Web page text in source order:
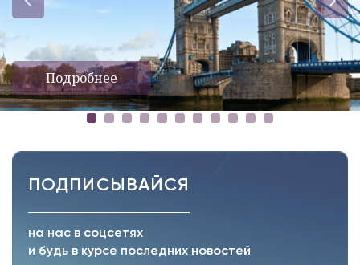
Подробнее
ПОДПИСЫВАЙСЯ
на нас в соцсетях
и будь в курсе последних новостей